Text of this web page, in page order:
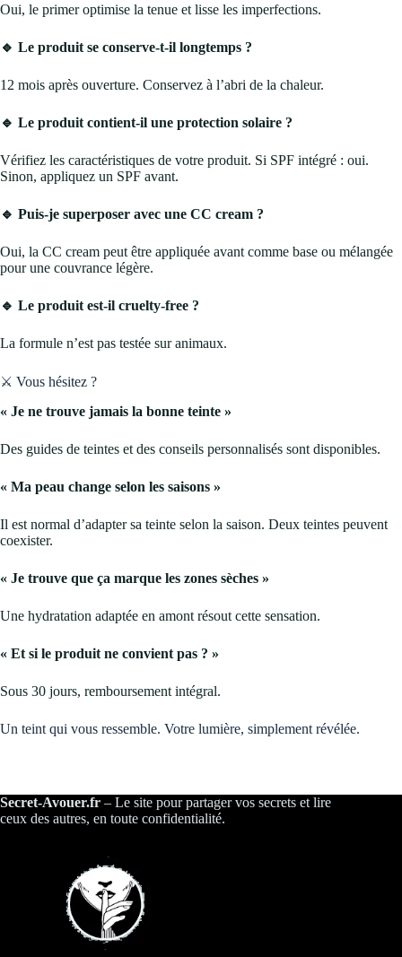
Oui, le primer optimise la tenue et lisse les imperfections.
🔹 Le produit se conserve-t-il longtemps ?
12 mois après ouverture. Conservez à l’abri de la chaleur.
🔹 Le produit contient-il une protection solaire ?
Vérifiez les caractéristiques de votre produit. Si SPF intégré : oui.
Sinon, appliquez un SPF avant.
🔹 Puis-je superposer avec une CC cream ?
Oui, la CC cream peut être appliquée avant comme base ou mélangée
pour une couvrance légère.
🔹 Le produit est-il cruelty-free ?
La formule n’est pas testée sur animaux.
⚔️ Vous hésitez ?
« Je ne trouve jamais la bonne teinte »
Des guides de teintes et des conseils personnalisés sont disponibles.
« Ma peau change selon les saisons »
Il est normal d’adapter sa teinte selon la saison. Deux teintes peuvent
coexister.
« Je trouve que ça marque les zones sèches »
Une hydratation adaptée en amont résout cette sensation.
« Et si le produit ne convient pas ? »
Sous 30 jours, remboursement intégral.
Un teint qui vous ressemble. Votre lumière, simplement révélée.
Secret-Avouer.fr – Le site pour partager vos secrets et lire
ceux des autres, en toute confidentialité.